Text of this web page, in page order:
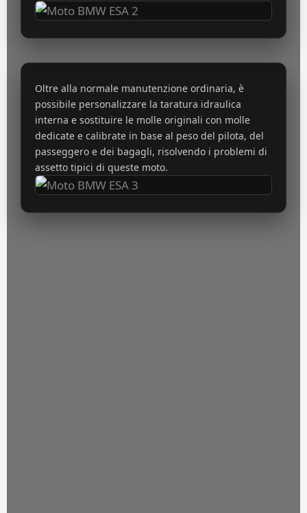
Oltre alla normale manutenzione ordinaria, è
possibile personalizzare la taratura idraulica
interna e sostituire le molle originali con molle
dedicate e calibrate in base al peso del pilota, del
passeggero e dei bagagli, risolvendo i problemi di
assetto tipici di queste moto.